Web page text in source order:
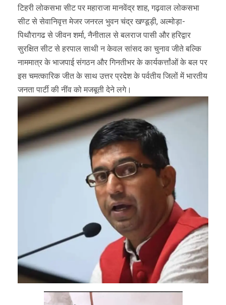
टिहरी लोकसभा सीट पर महाराजा मानवेंद्र शाह, गढ़वाल लोकसभा
सीट से सेवानिवृत्त मेजर जनरल भुवन चंद्र खण्डूड़ी, अल्मोड़ा-
पिथौरागढ से जीवन शर्मा, नैनीताल से बलराज पासी और हरिद्वार
सुरक्षित सीट से हरपाल साथी न केवल सांसद का चुनाव जीते बल्कि
नाममात्र के भाजपाई संगठन और गिनतीभर के कार्यकर्त्तांओं के बल पर
इस चमत्कारिक जीत के साथ उत्तर प्रदेश के पर्वतीय जिलों में भारतीय
जनता पार्टी की नींव को मजबूती देने लगे।